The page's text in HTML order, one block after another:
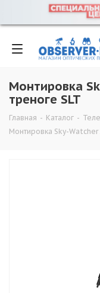
Монтировка
треноге SLT
Главная - Каталог -
Монтировка Sky-Watcher